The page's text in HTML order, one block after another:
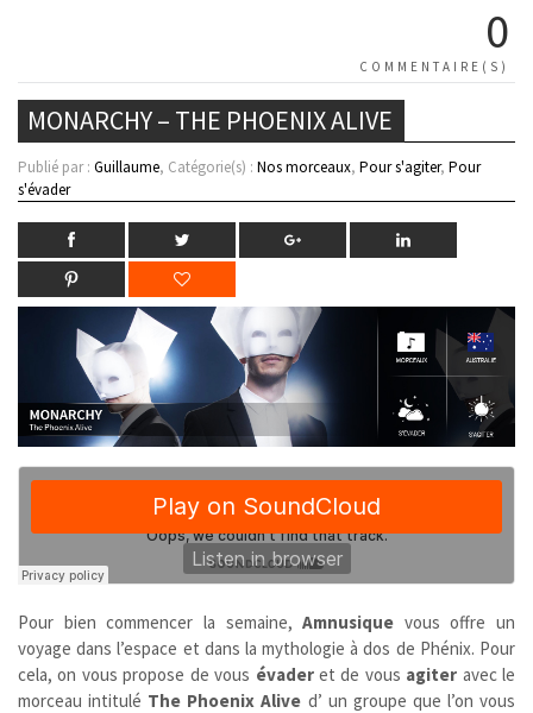
0
COMMENTAIRE(S)
MONARCHY – THE PHOENIX ALIVE
Publié par : Guillaume, Catégorie(s) : Nos morceaux, Pour s'agiter, Pour
s'évader
Pour bien commencer la semaine,Amnusique vous offre un
voyage dans l’espace et dans la mythologie à dos de Phénix. Pour
cela, on vous propose de vous évaderet de vous agiter avec le
morceau intitulé The Phoenix Alive d’ un groupe que l’on vous